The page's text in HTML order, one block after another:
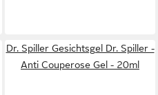
Dr. Spiller Gesichtsgel Dr. Spiller -
Anti Couperose Gel - 20ml